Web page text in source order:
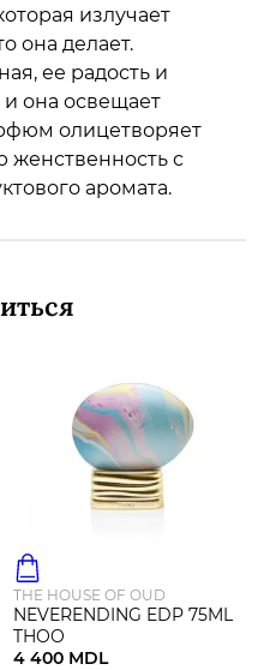
излучает
она делает.
ее радость и
она освещает
олицетворяет
с
аромата.
THE HOUSE OF OUD
NEVERENDING EDP 75ML
THOO
4 400 MDL